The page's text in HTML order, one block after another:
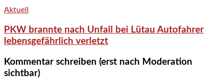
Aktuell
PKW brannte nach Unfall bei Lütau Autofahrer
lebensgefährlich verletzt
Kommentar schreiben (erst nach Moderation
sichtbar)